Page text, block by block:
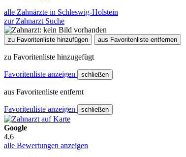
alle Zahnärzte in Schleswig-Holstein
zur Zahnarzt Suche
zu Favoritenliste hinzufügen aus Favoritenliste entfernen
zu Favoritenliste hinzugefügt
Favoritenliste anzeigen schließen
aus Favoritenliste entfernt
Favoritenliste anzeigen schließen
Google
4,6
alle Bewertungen anzeigen